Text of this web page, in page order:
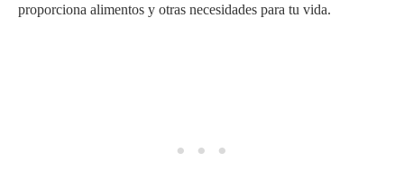
proporciona alimentos y otras necesidades para tu vida.